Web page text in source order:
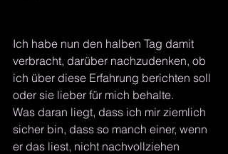
Ich habe nun den halben Tag damit
verbracht, darüber nachzudenken, ob
ich über diese Erfahrung berichten soll
oder sie lieber für mich behalte.
Was daran liegt, dass ich mir ziemlich
sicher bin, dass so manch einer, wenn
er das liest, nicht nachvollziehen